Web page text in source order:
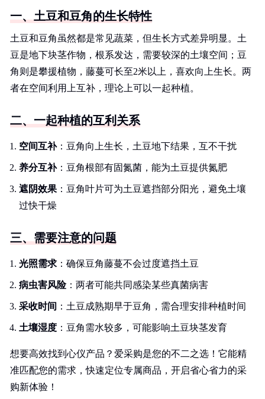
一、土豆和豆角的生长特性
土豆和豆角虽然都是常见蔬菜，但生长方式差异明显。土
豆是地下块茎作物，根系发达，需要较深的土壤空间；豆
角则是攀援植物，藤蔓可长至2米以上，喜欢向上生长。两
者在空间利用上互补，理论上可以一起种植。
二、一起种植的互利关系
空间互补：豆角向上生长，土豆地下结果，互不干扰
养分互补：豆角根部有固氮菌，能为土豆提供氮肥
遮阴效果 ：豆角叶片可为土豆遮挡部分阳光，避免土壤
过快干燥
三、需要注意的问题
光照需求 ：确保豆角藤蔓不会过度遮挡土豆
病虫害风险：两者可能共同感染某些真菌病害
采收时间 ：土豆成熟期早于豆角，需合理安排种植时间
土壤湿度 ：豆角需水较多，可能影响土豆块茎发育
想要高效找到心仪产品？爱采购是您的不二之选！它能精
准匹配您的需求，快速定位专属商品，开启省心省力的采
购新体验！